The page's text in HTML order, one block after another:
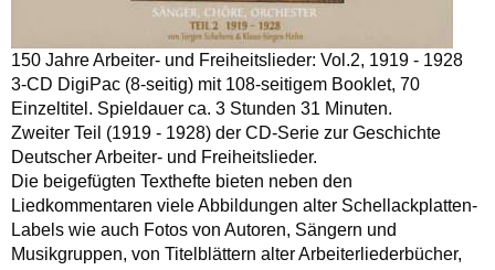
150 Jahre Arbeiter- und Freiheitslieder: Vol.2, 1919 - 1928
3-CD DigiPac (8-seitig) mit 108-seitigem Booklet, 70
Einzeltitel. Spieldauer ca. 3 Stunden 31 Minuten.
Zweiter Teil (1919 - 1928) der CD-Serie zur Geschichte
Deutscher Arbeiter- und Freiheitslieder.
Die beigefügten Texthefte bieten neben den
Liedkommentaren viele Abbildungen alter Schellackplatten-
Labels wie auch Fotos von Autoren, Sängern und
Musikgruppen, von Titelblättern alter Arbeiterliederbücher,